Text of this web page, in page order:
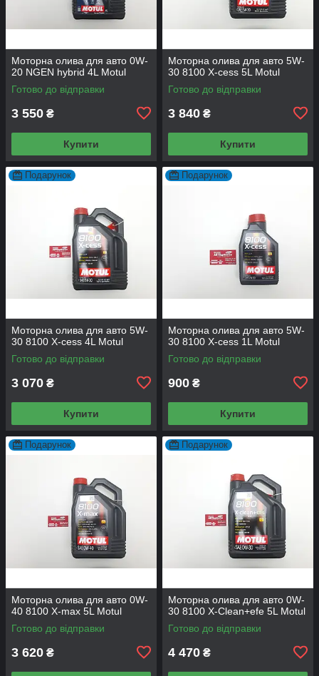
Моторна олива для авто 0W-
20 NGEN hybrid 4L Motul
Готово до відправки
3 550 ₴
Купити
Моторна олива для авто 5W-
30 8100 X-cess 5L Motul
Готово до відправки
3 840 ₴
Купити
Подарунок
Моторна олива для авто 5W-
30 8100 X-cess 4L Motul
Готово до відправки
3 070 ₴
Купити
Подарунок
Моторна олива для авто 5W-
30 8100 X-cess 1L Motul
Готово до відправки
900 ₴
Купити
Подарунок
Моторна олива для авто 0W-
40 8100 X-max 5L Motul
Готово до відправки
3 620 ₴
Подарунок
Моторна олива для авто 0W-
30 8100 X-Сlean+efe 5L Motul
Готово до відправки
4 470 ₴